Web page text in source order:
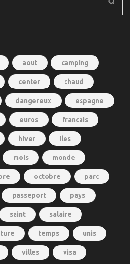
aout camping
center chaud
dangereux espagne
euros francais
hiver iles
mois monde
octobre parc
passeport pays
saint salaire
temps unis
villes visa